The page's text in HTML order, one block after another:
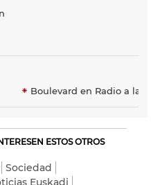
Boulevard en Radio a la
ESTOS OTROS
Sociedad
Euskadi